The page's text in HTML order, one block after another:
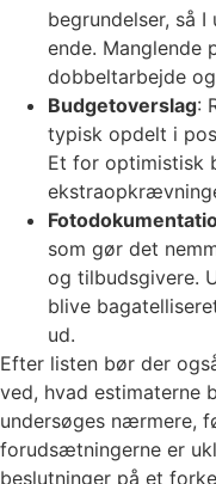
begrundelser, så
ende. Manglende
dobbeltarbejde
Budgetoverslag:
typisk opdelt i
Et for optimistisk
som gør det
og tilbudsgivere.
blive
ud.
Efter listen bør der
ved, hvad estimaterne
undersøges nærmere,
forudsætningerne er
beslutninger på et